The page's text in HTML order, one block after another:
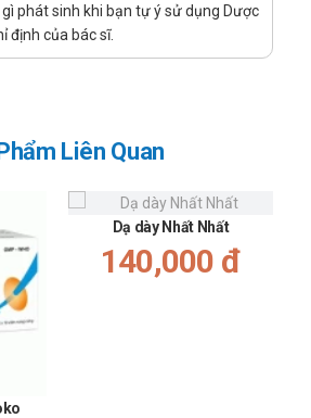
hạn ghi trên nhãn hoặc thuốc có nghi
Danapha.
vỉ 10 viên, hộp 3 vỉ bạn có thể liên hệ
phát sinh khi bạn tự ý sử dụng Dược
định của bác sĩ.
Liên Quan
Dạ dày Nhất Nhất
140,000 đ